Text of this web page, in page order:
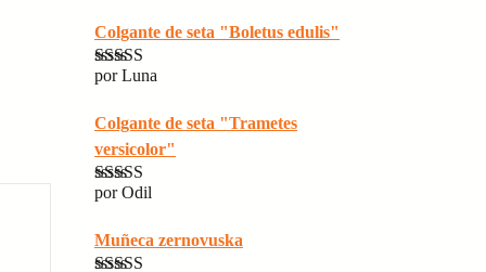
Colgante de seta "Boletus edulis"
Valorado con
por Luna
Colgante de seta "Trametes
versicolor"
Valorado con
por Odil
Muñeca zernovuska